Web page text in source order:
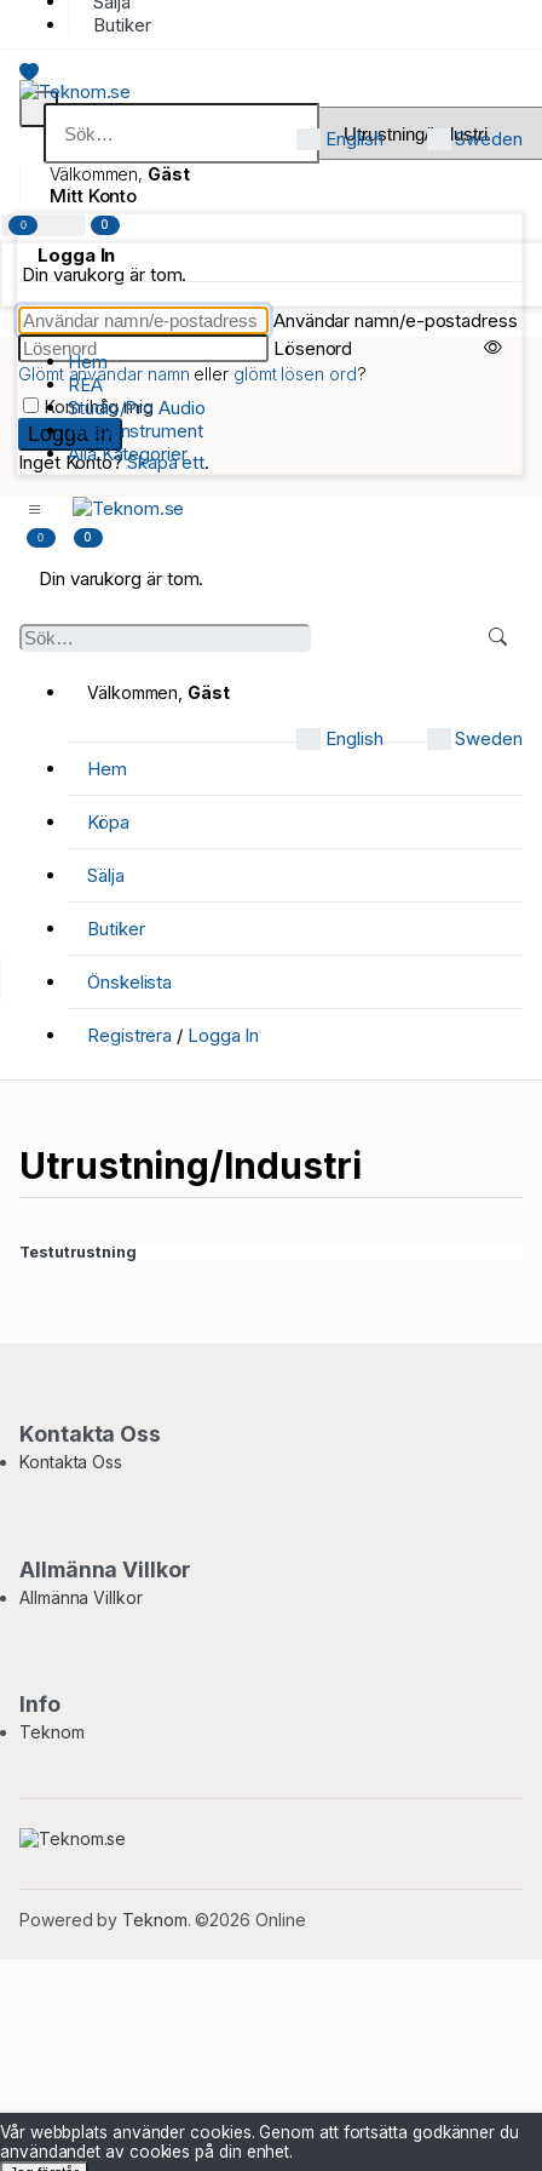
Butiker
English Sweden
Välkommen, Gäst
Mitt Konto
Logga In
Användar namn/e-postadress
Lösenord
Glömt användar namn eller glömt lösen ord?
Kom ihåg mig
Inget Konto?Skapa ett.
0 0
Din varukorg är tom.
Hem
REA
Studio/Pro Audio
Musikinstrument
Alla Kategorier
0 0
Din varukorg är tom.
Välkommen, Gäst
English
Sweden
Hem
Köpa
Sälja
Butiker
Önskelista
Registrera / Logga In
Utrustning/Industri
Testutrustning
Kontakta Oss
Kontakta Oss
Allmänna Villkor
Allmänna Villkor
Info
Teknom
Powered by Teknom. ©2026 Online
Vår webbplats använder cookies. Genom att fortsätta godkänner du
användandet av cookies på din enhet.